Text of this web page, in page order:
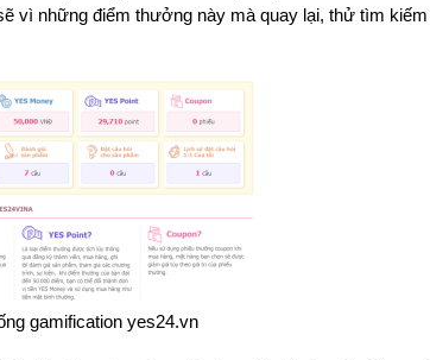
vì những điểm thưởng này mà quay lại, thử tìm
gamification yes24.vn